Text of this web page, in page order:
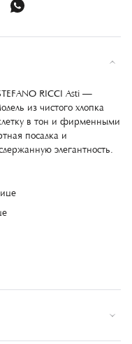
RICCI Asti —
из чистого хлопка
в тон и фирменными
посадка и
элегантность.